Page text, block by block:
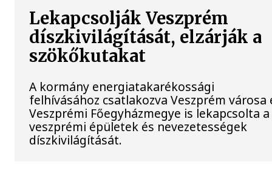
Lekapcsolják Veszprém
díszkivilágítását, elzárják a
szökőkutakat
A kormány energiatakarékossági
felhívásához csatlakozva Veszprém városa
Veszprémi Főegyházmegye is lekapcsolta a
veszprémi épületek és nevezetességek
díszkivilágítását.